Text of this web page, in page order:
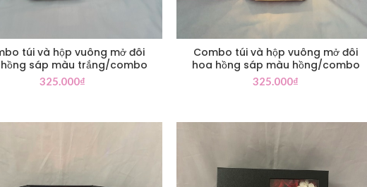
túi và hộp vuông mở đôi
sáp màu trắng/combo
325.000₫
Combo túi và hộp vuông mở đôi
hoa hồng sáp màu hồng/combo
325.000₫